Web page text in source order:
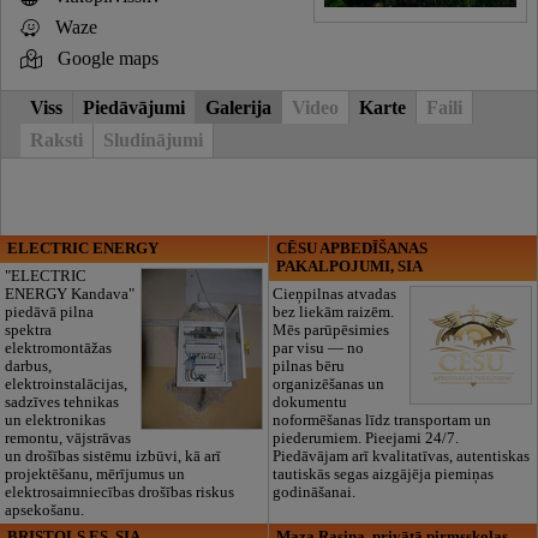
Waze
Google maps
Viss Piedāvājumi Galerija Video Karte
Faili
Raksti
Sludinājumi
ELECTRIC ENERGY
"ELECTRIC
ENERGY Kandava"
piedāvā pilna
spektra
elektromontāžas
darbus,
elektroinstalācijas,
sadzīves tehnikas
un elektronikas
remontu, vājstrāvas
un drošības sistēmu izbūvi, kā arī
projektēšanu, mērījumus un
elektrosaimniecības drošības riskus
apsekošanu.
CĒSU APBEDĪŠANAS
PAKALPOJUMI, SIA
Cieņpilnas atvadas
bez liekām raizēm.
Mēs parūpēsimies
par visu — no
pilnas bēru
organizēšanas un
dokumentu
noformēšanas līdz transportam un
piederumiem. Pieejami 24/7.
Piedāvājam arī kvalitatīvas, autentiskas
tautiskās segas aizgājēja piemiņas
godināšanai.